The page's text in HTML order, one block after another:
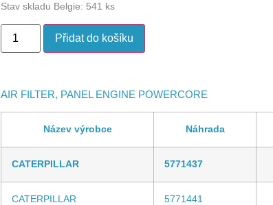
Stav skladu Belgie: 541 ks
Přidat do košíku
AIR FILTER, PANEL ENGINE POWERCORE
Název výrobce Náhrada
CATERPILLAR 5771437
CATERPILLAR 5771441